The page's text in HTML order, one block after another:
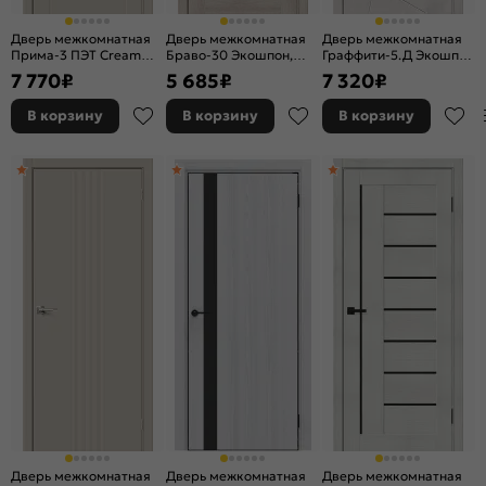
Дверь межкомнатная
Прима-3 ПЭТ Cream
Silk, остекленная, white
сrystal, без кромки,
царговая
7 770₽
В корзину
Дверь межкомнатная
Браво-30 Экошпон,
Cappuccino Melinga,
остекленная, mirox
grey, царговая
5 685₽
В корзину
Дверь межкомнатная
Граффити-5.Д Экошпон
Look Art, глухая,
каркасно-щитовая
7 320₽
В корзину
Дверь межкомнатная
Дверь межкомнатная
Дверь межкомнатная